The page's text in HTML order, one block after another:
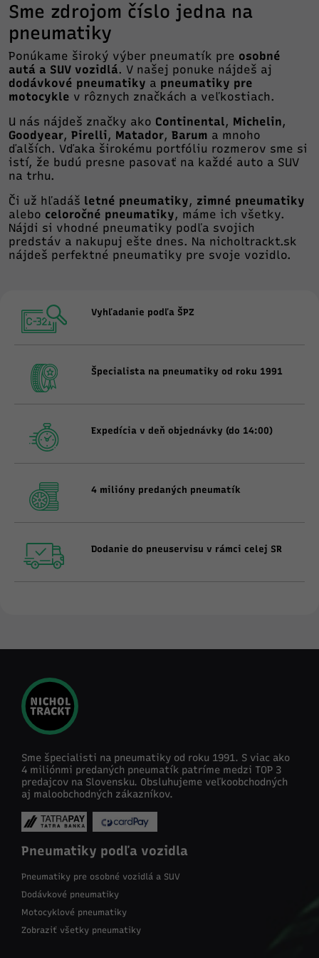
Sme zdrojom číslo jedna na
pneumatiky
Ponúkame široký výber pneumatík pre osobné
autá a SUV vozidlá. V našej ponuke nájdeš aj
dodávkové pneumatiky a pneumatiky pre
motocykle v rôznych značkách a veľkostiach.
U nás nájdeš značky ako Continental, Michelin,
Goodyear, Pirelli, Matador, Barum a mnoho
ďalších. Vďaka širokému portfóliu rozmerov sme si
istí, že budú presne pasovať na každé auto a SUV
na trhu.
Či už hľadáš letné pneumatiky, zimné pneumatiky
alebo celoročné pneumatiky, máme ich všetky.
Nájdi si vhodné pneumatiky podľa svojich
predstáv a nakupuj ešte dnes. Na nicholtrackt.sk
nájdeš perfektné pneumatiky pre svoje vozidlo.
Vyhľadanie podľa ŠPZ
Špecialista na pneumatiky od roku 1991
Expedícia v deň objednávky (do 14:00)
4 milióny predaných pneumatík
Dodanie do pneuservisu v rámci celej SR
Sme špecialisti na pneumatiky od roku 1991. S viac ako
4 miliónmi predaných pneumatík patríme medzi TOP 3
predajcov na Slovensku. Obsluhujeme veľkoobchodných
aj maloobchodných zákazníkov.
Pneumatiky podľa vozidla
Pneumatiky pre osobné vozidlá a SUV
Dodávkové pneumatiky
Motocyklové pneumatiky
Zobraziť všetky pneumatiky